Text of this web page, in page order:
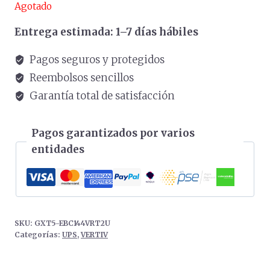
Agotado
Entrega estimada: 1–7 días hábiles
Pagos seguros y protegidos
Reembolsos sencillos
Garantía total de satisfacción
Pagos garantizados por varios
entidades
SKU: GXT5-EBC144VRT2U
Categorías: UPS,VERTIV